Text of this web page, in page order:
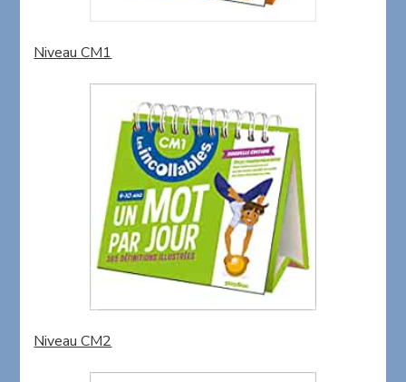
Niveau CM1
Niveau CM2